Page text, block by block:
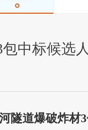
中标候选
隧道爆破炸材